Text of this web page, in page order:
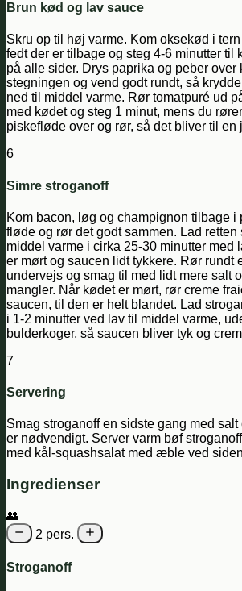
Brun kød og lav sauce
Skru op til høj varme. Kom oksekød i
fedt der er tilbage og steg 4-6 minutter til
på alle sider. Drys paprika og peber over
stegningen og vend godt rundt, så
ned til middel varme. Rør tomatpuré ud
med kødet og steg 1 minut, mens du
piskefløde over og rør, så det bliver til
6
Simre stroganoff
Kom bacon, løg og champignon tilbage i
fløde og rør det godt sammen. Lad retten
middel varme i cirka 25-30 minutter med
er mørt og saucen lidt tykkere. Rør rundt
undervejs og smag til med lidt mere salt
mangler. Når kødet er mørt, rør creme
saucen, til den er helt blandet. Lad
i 1-2 minutter ved lav til middel varme,
bulderkoger, så saucen bliver tyk og
7
Servering
Smag stroganoff en sidste gang med
er nødvendigt. Server varm bøf
med kål-squashsalat med æble ved
Ingredienser
👥
2 pers.
Stroganoff